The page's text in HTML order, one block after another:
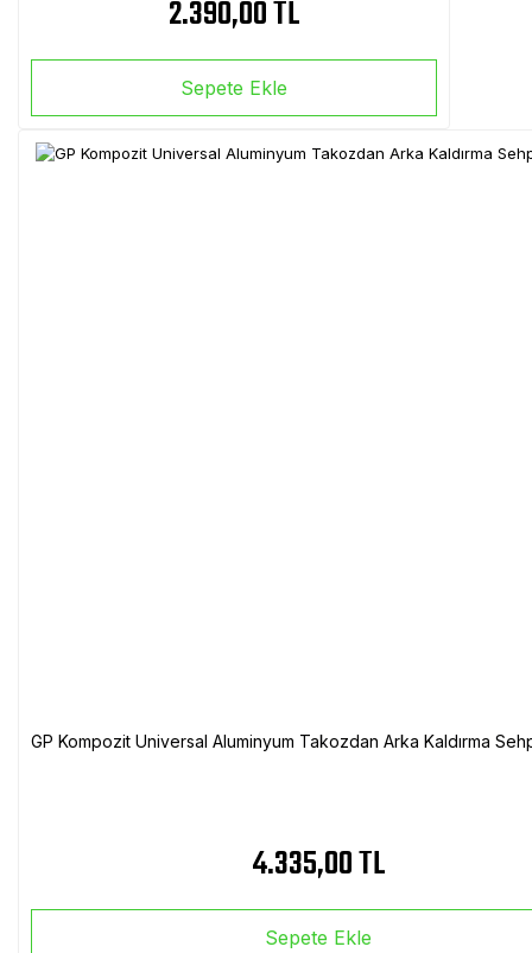
2.390,00 TL
Sepete Ekle
GP Kompozit Universal Aluminyum Takozdan Arka Kaldırma
4.335,00 TL
Sepete Ekle